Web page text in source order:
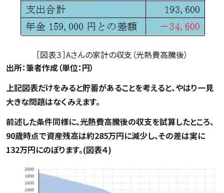
［図表３］Aさんの家計の収支（光熱費高騰後）
出所：筆者作成（単位：円）
上記図表だけをみると貯蓄があることを考えると、やはり一見
大きな問題はなくみえます。
前述した条件同様に、光熱費高騰後の収支を試算したところ、
90歳時点で資産残高は約285万円に減少し、その差は実に
132万円にのぼります。(図表４)